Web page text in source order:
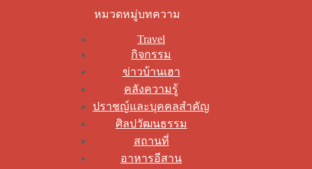
หมวดหมู่บทความ
Travel
กิจกรรม
ข่าวบ้านเฮา
คลังความรู้
ปราชญ์และบุคคลสำคัญ
ศิลปวัฒนธรรม
สถานที่
อาหารอีสาน